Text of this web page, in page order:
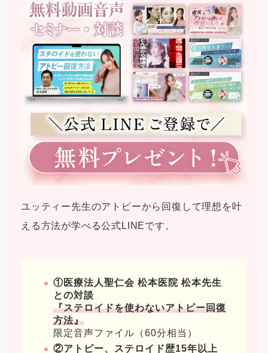
ユッティー先生のアトピーから回復して理想を叶
える方法が学べる公式LINEです。
①医療法人聖仁会 松本医院 松本先生
との対談
『ステロイドを使わないアトピー回復
方法』
限定音声ファイル（60分相当）
②アトピー、ステロイド歴15年以上